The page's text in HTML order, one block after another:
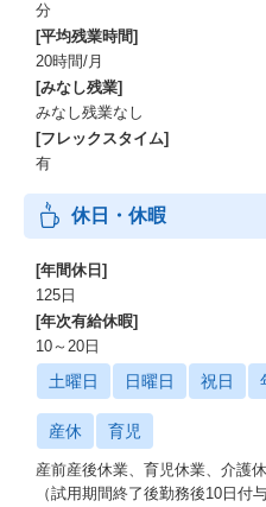
分
[平均残業時間]
20時間/月
[みなし残業]
みなし残業なし
[フレックスタイム]
有
休日・休暇
[年間休日]
125日
[年次有給休暇]
10～20日
土曜日 日曜日 祝日
産休 育児
産前産後休業、育児休業、介護
（試用期間終了後勤務後10日付